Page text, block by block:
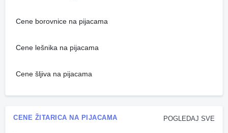
Cene borovnice na pijacama
Cene lešnika na pijacama
Cene šljiva na pijacama
POGLEDAJ SVE
CENE ŽITARICA NA PIJACAMA